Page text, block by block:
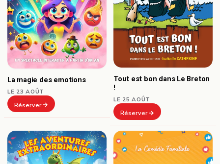
La magie des emotions
LE 23 AOÛT
Réserver
Tout est bon dans Le Breton
!
LE 25 AOÛT
Réserver